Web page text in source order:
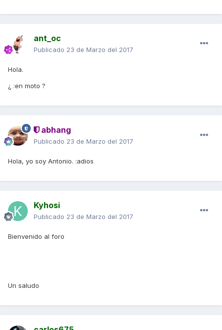
ant_oc
Publicado 23 de Marzo del 2017
Hola.
¿ :en moto ?
abhang
Publicado 23 de Marzo del 2017
Hola, yo soy Antonio. :adios
Kyhosi
Publicado 23 de Marzo del 2017
Bienvenido al foro
Un saludo